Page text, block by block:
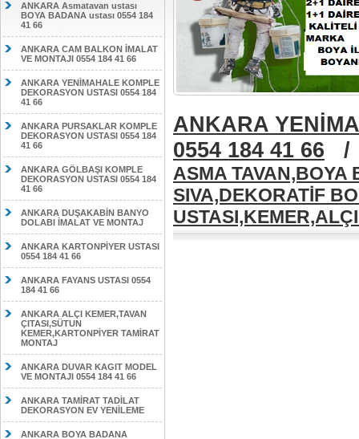
ANKARA Asmatavan ustası
BOYA BADANA ustası 0554 184
41 66
ANKARA CAM BALKON İMALAT
VE MONTAJI 0554 184 41 66
ANKARA YENİMAHALE KOMPLE
DEKORASYON USTASI 0554 184
41 66
ANKARA PURSAKLAR KOMPLE
DEKORASYON USTASI 0554 184
41 66
ANKARA GÖLBAŞI KOMPLE
DEKORASYON USTASI 0554 184
41 66
ANKARA DUŞAKABİN BANYO
DOLABI İMALAT VE MONTAJ
ANKARA KARTONPİYER USTASI
0554 184 41 66
ANKARA FAYANS USTASI 0554
184 41 66
ANKARA ALÇI KEMER,TAVAN
ÇITASI,SÜTUN
KEMER,KARTONPİYER TAMİRAT
MONTAJ
ANKARA DUVAR KAGIT MODEL
VE MONTAJI 0554 184 41 66
ANKARA TAMİRAT TADİLAT
DEKORASYON EV YENİLEME
ANKARA BOYA BADANA
ANKARA
0554 184 41 66
ASMA TAVAN,BOYA
SIVA,DEKORATİF